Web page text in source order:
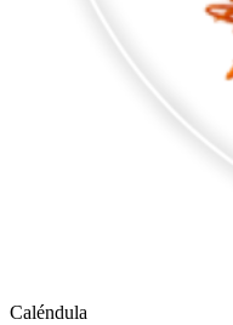
Caléndula